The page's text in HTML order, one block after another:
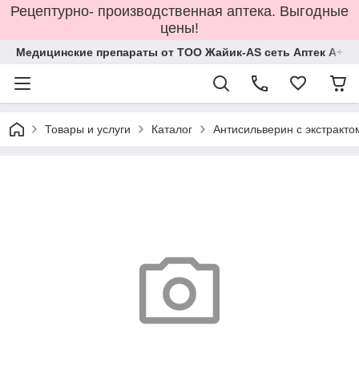
Рецептурно- производственная аптека. Выгодные
цены!
Медицинские препараты от ТОО Жайик-AS сеть Аптек А+
Товары и услуги Каталог Антисильверин с